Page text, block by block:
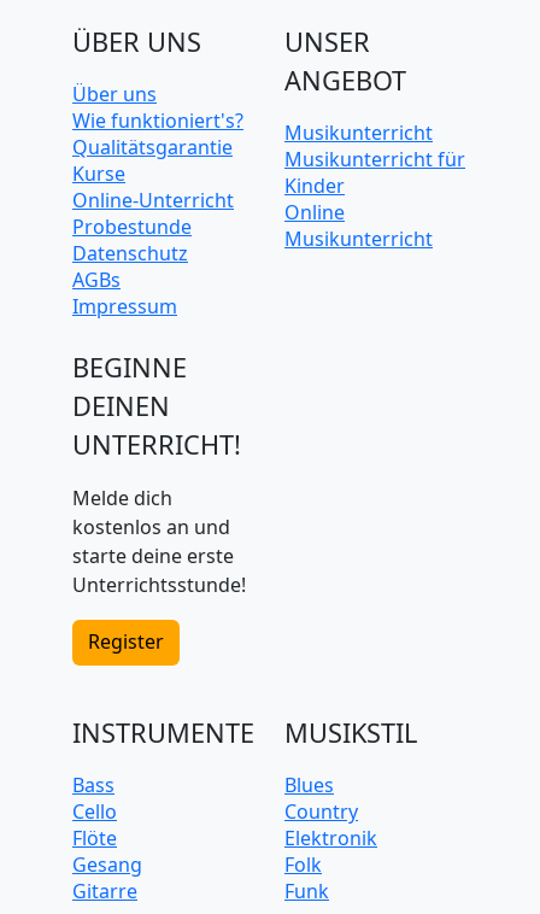
ÜBER UNS
Über uns
Wie funktioniert's?
Qualitätsgarantie
Kurse
Online-Unterricht
Probestunde
Datenschutz
AGBs
Impressum
BEGINNE
DEINEN
UNTERRICHT!
Melde dich
kostenlos an und
starte deine erste
Unterrichtsstunde!
Register
UNSER
ANGEBOT
Musikunterricht
Musikunterricht für
Kinder
Online
Musikunterricht
INSTRUMENTE
Bass
Cello
Flöte
Gesang
Gitarre
MUSIKSTIL
Blues
Country
Elektronik
Folk
Funk